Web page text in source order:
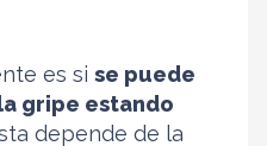
es si se puede
gripe estando
depende de la